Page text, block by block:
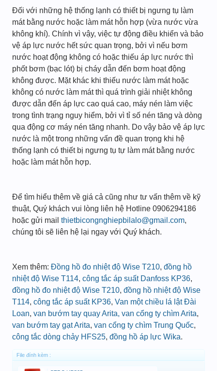
Đối với những hệ thống lạnh có thiết bị ngưng tụ làm
mát bằng nước hoặc làm mát hỗn hợp (vừa nước vừa
không khí). Chính vì vậy, việc tự động điều khiển và bảo
vệ áp lực nước hết sức quan trọng, bởi vì nếu bơm
nước hoạt động không có hoặc thiếu áp lực nước thì
phốt bơm (bạc lót) bị cháy dẫn đến bơm hoạt động
không được. Mặt khác khi thiếu nước làm mát hoặc
không có nước làm mát thì quá trình giải nhiệt không
được dẫn đến áp lực cao quá cao, máy nén làm việc
trong tình trạng nguy hiểm, bởi vì tỉ số nén tăng và dòng
qua động cơ máy nén tăng nhanh. Do vậy bảo vệ áp lực
nước là một trong những vấn đề quan trọng khi hệ
thống lạnh có thiết bị ngưng tụ tự làm mát bằng nước
hoặc làm mát hỗn hợp.
Để tìm hiểu thêm về giá cả cũng như tư vấn thêm về kỹ
thuật, Quý khách vui lòng liên hệ Hotline 0906294186
hoặc gửi mail thietbicongnghiepbilalo@gmail.com,
chúng tôi sẽ liên hệ lại ngay với Quý khách.
Xem thêm: Đồng hồ đo nhiệt độ Wise T210, đồng hồ
nhiệt độ Wise T114, công tắc áp suất Danfoss KP36,
đồng hồ đo nhiệt độ Wise T210, đồng hồ nhiệt độ Wise
T114, công tắc áp suất KP36, Van một chiều lá lật Đài
Loan, van bướm tay quay Arita, van cổng ty chìm Arita,
van bướm tay gạt Arita, van cổng ty chìm Trung Quốc,
công tắc dòng chảy HFS25, đồng hồ áp lực Wika.
File đính kèm :